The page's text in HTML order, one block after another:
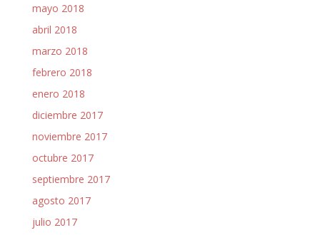
mayo 2018
abril 2018
marzo 2018
febrero 2018
enero 2018
diciembre 2017
noviembre 2017
octubre 2017
septiembre 2017
agosto 2017
julio 2017